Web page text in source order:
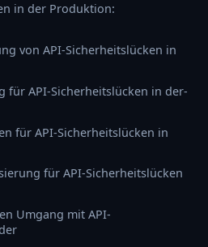
in der Produktion:
von API-Sicherheitslücken in
für API-Sicherheitslücken in der-
für API-Sicherheitslücken in
für API-Sicherheitslücken
Umgang mit API-